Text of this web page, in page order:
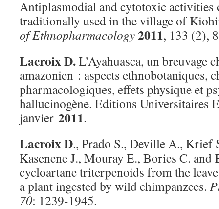
Antiplasmodial and cytotoxic activities
traditionally used in the village of
of Ethnopharmacology2011, 133 (2),
Lacroix D.L’Ayahuasca, un breuvage
amazonien : aspects ethnobotaniques,
pharmacologiques, effets physique et
hallucinogène. Editions Universitaires
janvier 2011.
Lacroix D., Prado S., Deville A., Krief
Kasenene J., Mouray E., Bories C. and
cycloartane triterpenoids from the
a plant ingested by wild chimpanzees.
70: 1239-1945.